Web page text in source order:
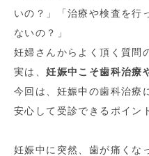
いの？」「治療や検査を行
ないの？」
妊婦さんからよく頂く質問
実は、妊娠中こそ歯科治療
今回は、妊娠中の歯科治療
安心して受診できるポイン
妊娠中に突然、歯が痛くな